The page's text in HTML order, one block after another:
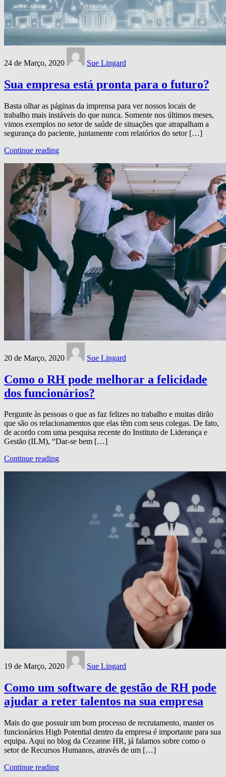
24 de Março, 2020 Sue Lingard
Sua empresa está pronta para o futuro?
Basta olhar as páginas da imprensa para ver nossos locais de
trabalho mais instáveis ​​do que nunca. Somente nos últimos meses,
vimos exemplos no setor de saúde de situações que atrapalham a
segurança do paciente, juntamente com relatórios do setor […]
Continue reading
20 de Março, 2020 Sue Lingard
Como o RH pode melhorar a felicidade
dos funcionários?
Pergunte às pessoas o que as faz felizes no trabalho e muitas dirão
que são os relacionamentos que elas têm com seus colegas. De fato,
de acordo com uma pesquisa recente do Instituto de Liderança e
Gestão (ILM), “Dar-se bem […]
Continue reading
19 de Março, 2020 Sue Lingard
Como um software de gestão de RH pode
ajudar a reter talentos na sua empresa
Mais do que possuir um bom processo de recrutamento, manter os
funcionários High Potential dentro da empresa é importante para sua
equipa. Aqui no blog da Cezanne HR, já falamos sobre como o
setor de Recursos Humanos, através de um […]
Continue reading